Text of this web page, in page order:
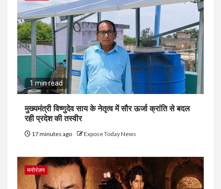
1 min read
मुख्यमंत्री विष्णुदेव साय के नेतृत्व में सौर ऊर्जा क्रांति से बदल
रही प्रदेश की तस्वीर
17 minutes ago Expose Today News
मनोरंजन